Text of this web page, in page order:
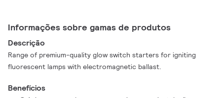
Informações sobre gamas de produtos
Descrição
Range of premium-quality glow switch starters for igniting
fluorescent lamps with electromagnetic ballast.
Benefícios